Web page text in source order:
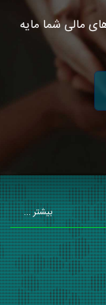
مالی شما مایه
بیشتر ...